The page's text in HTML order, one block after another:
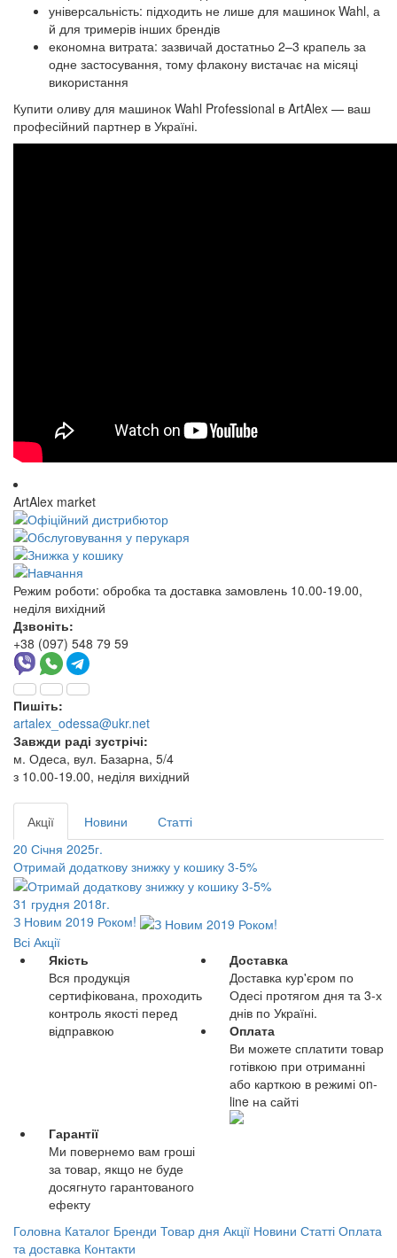
універсальність: підходить не лише для машинок Wahl, а
й для тримерів інших брендів
економна витрата: зазвичай достатньо 2–3 крапель за
одне застосування, тому флакону вистачає на місяці
використання
Купити оливу для машинок Wahl Professional в ArtAlex — ваш
професійний партнер в Україні.
ArtAlex market
Режим роботи: обробка та доставка замовлень 10.00-19.00,
неділя вихідний
Дзвоніть:
+38 (097) 548 79 59
Пишіть:
artalex_odessa@ukr.net
Завжди раді зустрічі:
м. Одеса, вул. Базарна, 5/4
з 10.00-19.00, неділя вихідний
Акції Новини
Статті
20 Січня 2025г.
Отримай додаткову знижку у кошику 3-5%
31 грудня 2018г.
З Новим 2019 Роком!
Всі Акції
Якість
Вся продукція
сертифікована, проходить
контроль якості перед
відправкою
Доставка
Доставка кур'єром по
Одесі протягом дня та 3-х
днів по Україні.
Оплата
Ви можете сплатити товар
готівкою при отриманні
або карткою в режимі on-
line на сайті
Гарантії
Ми повернемо вам гроші
за товар, якщо не буде
досягнуто гарантованого
ефекту
Головна Каталог Бренди Товар дня Акції Новини Статті Оплата
та доставка Контакти